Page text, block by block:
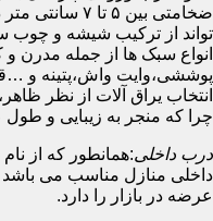
ضخامتی بین ۵
تواند از ترکیب شیشه و چوب
انواع سبک ها از جمله مدرن و
پوششی،وایت واش،پتینه و
انتخاب یراق آلات از نظر
چرا که منجر به زیبایی و
درب داخلی:همانطور که از
داخلی منازل مناسب می باشد
عرضه در بازار را دارد.